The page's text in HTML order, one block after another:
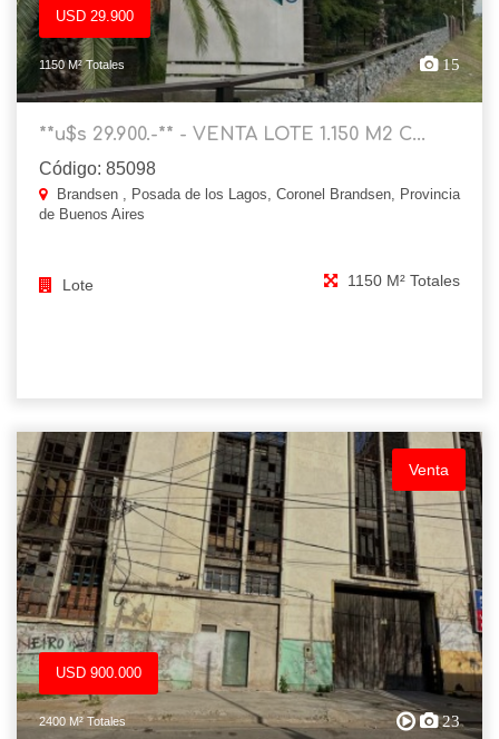
USD 29.900
1150 M² Totales 15
**u$s 29.900.-** - VENTA LOTE 1.150 M2 C...
Código: 85098
Brandsen , Posada de los Lagos, Coronel Brandsen, Provincia
de Buenos Aires
Lote 1150 M² Totales
Venta
USD 900.000
2400 M² Totales 23